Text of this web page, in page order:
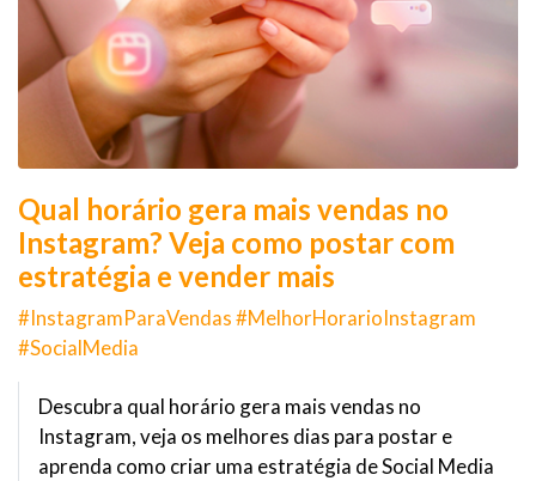
Qual horário gera mais vendas no
Instagram? Veja como postar com
estratégia e vender mais
#InstagramParaVendas #MelhorHorarioInstagram
#SocialMedia
Descubra qual horário gera mais vendas no
Instagram, veja os melhores dias para postar e
aprenda como criar uma estratégia de Social Media